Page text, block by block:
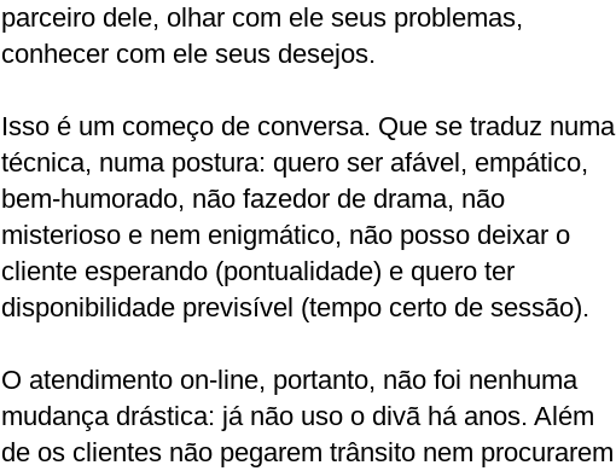
parceiro dele, olhar com ele seus problemas,
conhecer com ele seus desejos.
Isso é um começo de conversa. Que se traduz numa
técnica, numa postura: quero ser afável, empático,
bem-humorado, não fazedor de drama, não
misterioso e nem enigmático, não posso deixar o
cliente esperando (pontualidade) e quero ter
disponibilidade previsível (tempo certo de sessão).
O atendimento on-line, portanto, não foi nenhuma
mudança drástica: já não uso o divã há anos. Além
de os clientes não pegarem trânsito nem procurarem